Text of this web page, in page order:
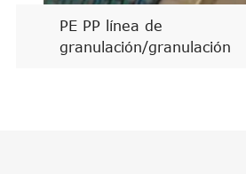
PE PP línea de
granulación/granulación